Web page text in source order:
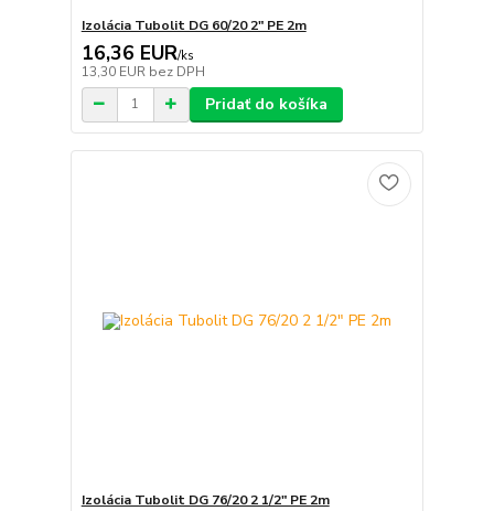
Izolácia Tubolit DG 60/20 2" PE 2m
16,36 EUR/ks
13,30 EUR bez DPH
Pridať do košíka
Izolácia Tubolit DG 76/20 2 1/2" PE 2m